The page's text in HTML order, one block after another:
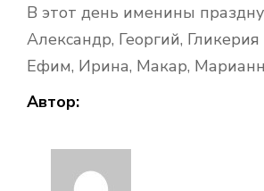
В этот день именины
Александр, Георгий,
Ефим, Ирина, Макар,
Автор: